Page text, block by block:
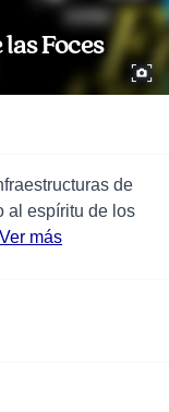
Foces
de
al espíritu de los
Ver más